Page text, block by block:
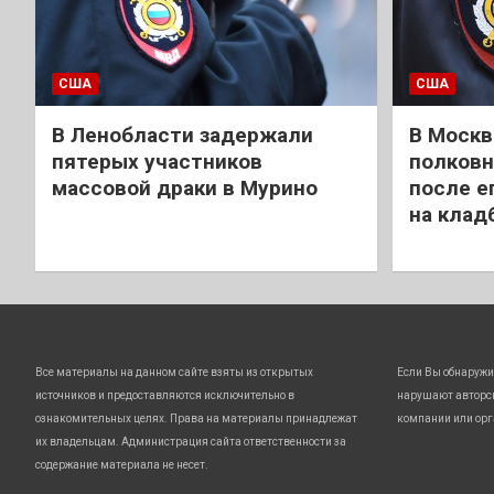
США
В Ленобласти задержали
пятерых участников
массовой драки в Мурино
США
В
после
на
Все материалы на данном сайте взяты из открытых
источников и предоставляются исключительно в
ознакомительных целях. Права на материалы принадлежат
их владельцам. Администрация сайта ответственности за
содержание материала не несет.
Если Вы
нарушают
компании или